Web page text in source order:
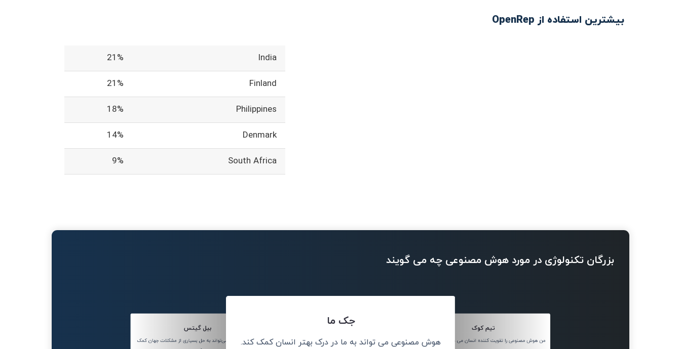
بیشترین استفاده از OpenRep
India
21%
Finland
21%
Philippines
18%
Denmark
14%
South Africa
9%
بزرگان تکنولوژی در مورد هوش مصنوعی چه می گویند
تیم کوک
من هوش مصنوعی را تقویت کننده انسان می دانم، نه جایگزین
جک ما
هوش مصنوعی می تواند به ما در درک بهتر انسان کمک کند.
بیل گیتس
هوش مصنوعی می‌تواند به حل بسیاری از مشکلات جهان کمک